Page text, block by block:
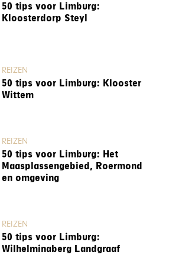
50 tips voor Limburg:
Kloosterdorp Steyl
REIZEN
50 tips voor Limburg: Klooster
Wittem
REIZEN
50 tips voor Limburg: Het
Maasplassengebied, Roermond
en omgeving
REIZEN
50 tips voor Limburg:
Wilhelminaberg Landgraaf